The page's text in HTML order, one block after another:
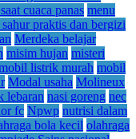
cuaca panas menu
praktis dan bergizi
Merdeka belajar
misim hujan misteri
listrik murah mobil
Modal usaha Molineux
lebaran nasi goreng nec
fc Npwp nutrisi dalam
bola kecil olahraga